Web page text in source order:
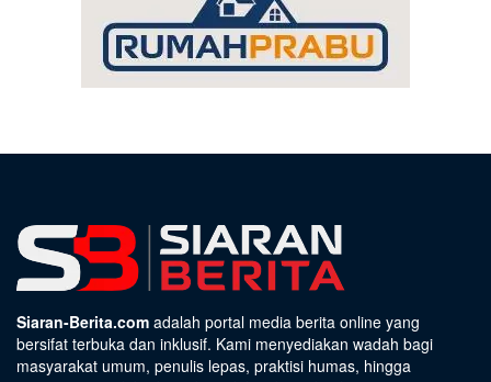
Siaran-Berita.com adalah portal media berita online yang
bersifat terbuka dan inklusif. Kami menyediakan wadah bagi
masyarakat umum, penulis lepas, praktisi humas, hingga